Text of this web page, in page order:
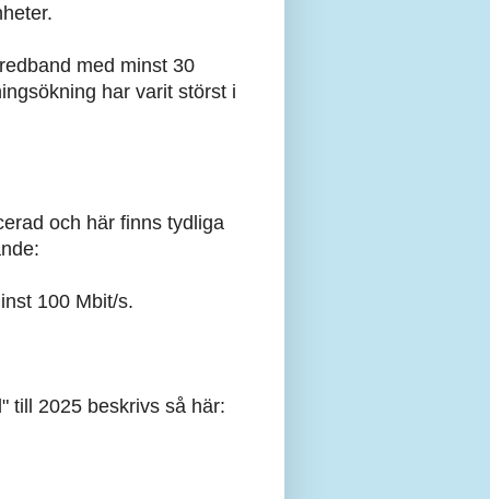
med minst 30
har varit störst i
och här finns tydliga
100 Mbit/s.
till 2025 beskrivs så här: